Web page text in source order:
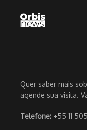
Quer saber mais
agende sua visita.
Telefone: +55 11